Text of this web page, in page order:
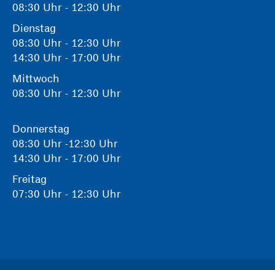
08:30 Uhr - 12:30 Uhr
Dienstag
08:30 Uhr - 12:30 Uhr
14:30 Uhr - 17:00 Uhr
Mittwoch
08:30 Uhr - 12:30 Uhr
Donnerstag
08:30 Uhr -12:30 Uhr
14:30 Uhr - 17:00 Uhr
Freitag
07:30 Uhr - 12:30 Uhr